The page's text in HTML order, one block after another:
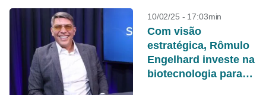
10/02/25 - 17:03min
Com visão
estratégica, Rômulo
Engelhard investe na
biotecnologia para